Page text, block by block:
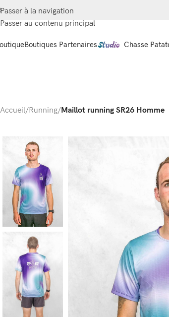
Passer à la navigation
Passer au contenu principal
Boutiques Partenaires Chasse
Accueil/Running/Maillot running SR26 Homme